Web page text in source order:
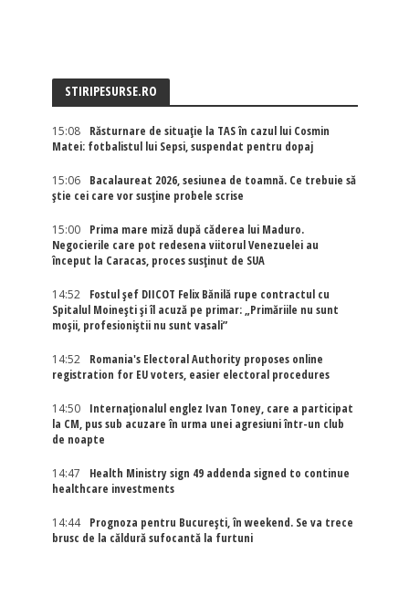
STIRIPESURSE.RO
15:08
Răsturnare de situație la TAS în cazul lui Cosmin
Matei: fotbalistul lui Sepsi, suspendat pentru dopaj
15:06
Bacalaureat 2026, sesiunea de toamnă. Ce trebuie să
știe cei care vor susține probele scrise
15:00
Prima mare miză după căderea lui Maduro.
Negocierile care pot redesena viitorul Venezuelei au
început la Caracas, proces susținut de SUA
14:52
Fostul șef DIICOT Felix Bănilă rupe contractul cu
Spitalul Moinești și îl acuză pe primar: „Primăriile nu sunt
moșii, profesioniștii nu sunt vasali”
14:52
Romania's Electoral Authority proposes online
registration for EU voters, easier electoral procedures
14:50
Internaţionalul englez Ivan Toney, care a participat
la CM, pus sub acuzare în urma unei agresiuni într-un club
de noapte
14:47
Health Ministry sign 49 addenda signed to continue
healthcare investments
14:44
Prognoza pentru București, în weekend. Se va trece
brusc de la căldură sufocantă la furtuni